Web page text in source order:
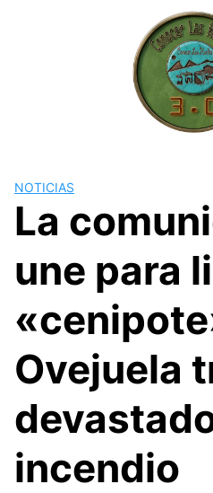
NOTICIAS
La
une para
Ovejuela
incendio